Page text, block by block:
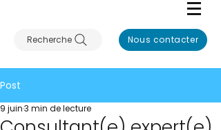
Recherche Nous contacter
Post
9 juin3 min de lecture